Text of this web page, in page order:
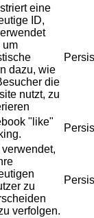
eine
ID,
um
dazu, wie
die
nutzt, zu
"like"
zu
verfolgen.